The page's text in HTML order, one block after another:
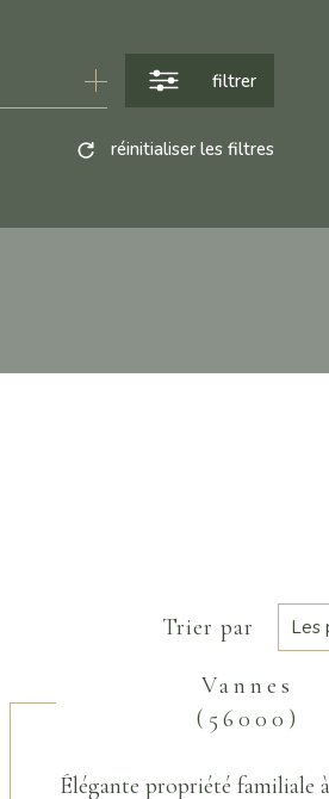
filtrer
réinitialiser les filtres
Trier par Les
Vannes
(56000)
Élégante propriété familiale